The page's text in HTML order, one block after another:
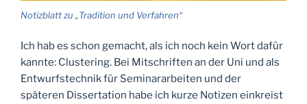
Notizblatt zu „Tradition und Verfahren“
Ich hab es schon gemacht, als ich noch kein Wort dafür
kannte: Clustering. Bei Mitschriften an der Uni und als
Entwurfstechnik für Seminararbeiten und der
späteren Dissertation habe ich kurze Notizen einkreist